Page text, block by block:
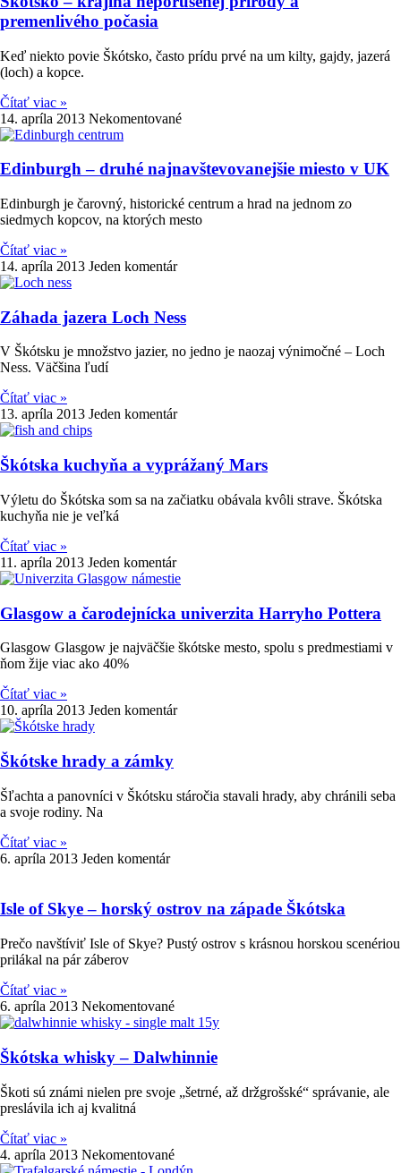
premenlivého počasia
Keď niekto povie Škótsko, často prídu prvé na um kilty, gajdy, jazerá
(loch) a kopce.
Čítať viac »
14. apríla 2013 Nekomentované
Edinburgh – druhé najnavštevovanejšie miesto v UK
Edinburgh je čarovný, historické centrum a hrad na jednom zo
siedmych kopcov, na ktorých mesto
Čítať viac »
14. apríla 2013 Jeden komentár
Záhada jazera Loch Ness
V Škótsku je množstvo jazier, no jedno je naozaj výnimočné – Loch
Ness. Väčšina ľudí
Čítať viac »
13. apríla 2013 Jeden komentár
Škótska kuchyňa a vyprážaný Mars
Výletu do Škótska som sa na začiatku obávala kvôli strave. Škótska
kuchyňa nie je veľká
Čítať viac »
11. apríla 2013 Jeden komentár
Glasgow a čarodejnícka univerzita Harryho Pottera
Glasgow Glasgow je najväčšie škótske mesto, spolu s predmestiami v
ňom žije viac ako 40%
Čítať viac »
10. apríla 2013 Jeden komentár
Škótske hrady a zámky
Šľachta a panovníci v Škótsku stáročia stavali hrady, aby chránili seba
a svoje rodiny. Na
Čítať viac »
6. apríla 2013 Jeden komentár
Isle of Skye – horský ostrov na západe Škótska
Prečo navštíviť Isle of Skye? Pustý ostrov s krásnou horskou scenériou
prilákal na pár záberov
Čítať viac »
6. apríla 2013 Nekomentované
Škótska whisky – Dalwhinnie
Škoti sú známi nielen pre svoje „šetrné, až držgrošské“ správanie, ale
preslávila ich aj kvalitná
Čítať viac »
4. apríla 2013 Nekomentované